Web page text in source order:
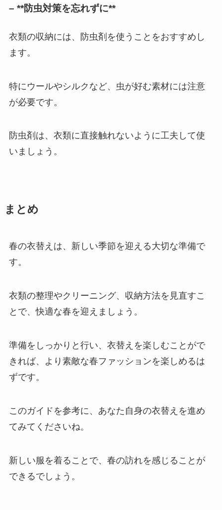
– **防虫対策を忘れずに**
衣類の収納には、防虫剤を使うことをおすすめし
ます。
特にウールやシルクなど、虫が好む素材には注意
が必要です。
防虫剤は、衣類に直接触れないように工夫して使
いましょう。
まとめ
春の衣替えは、新しい季節を迎える大切な準備で
す。
衣類の整理やクリーニング、収納方法を見直すこ
とで、快適な春を迎えましょう。
準備をしっかりと行い、衣替えを楽しむことがで
きれば、より素敵な春ファッションを楽しめるは
ずです。
このガイドを参考に、あなた自身の衣替えを進め
てみてくださいね。
新しい服を着ることで、春の訪れを感じることが
できるでしょう。